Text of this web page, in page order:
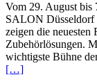
Vom 29. August bis
SALON Düsseldorf
zeigen die neuesten
Zubehörlösungen.
wichtigste Bühne
[…]